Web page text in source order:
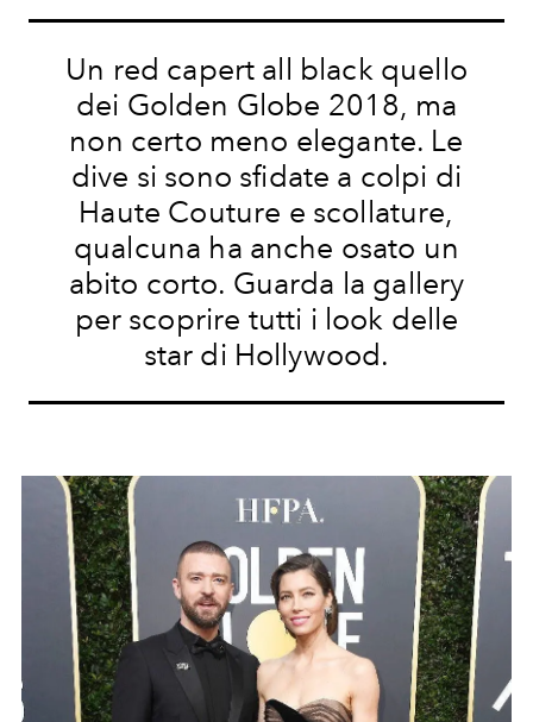
Un red capert all black quello
dei Golden Globe 2018, ma
non certo meno elegante. Le
dive si sono sfidate a colpi di
Haute Couture e scollature,
qualcuna ha anche osato un
abito corto. Guarda la gallery
per scoprire tutti i look delle
star di Hollywood.